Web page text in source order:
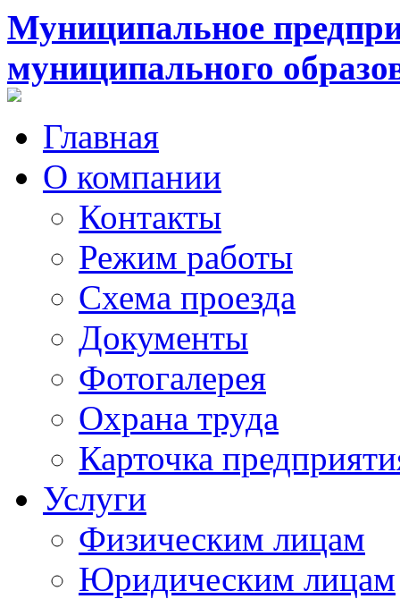
Муниципальное
муниципального
Главная
О компании
Контакты
Режим работы
Схема проезда
Документы
Фотогалерея
Охрана труда
Карточка
Услуги
Физическим лицам
Юридическим лицам